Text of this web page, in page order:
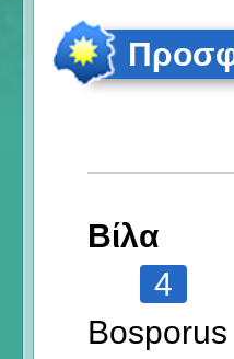
Βίλα
4
Bosporus